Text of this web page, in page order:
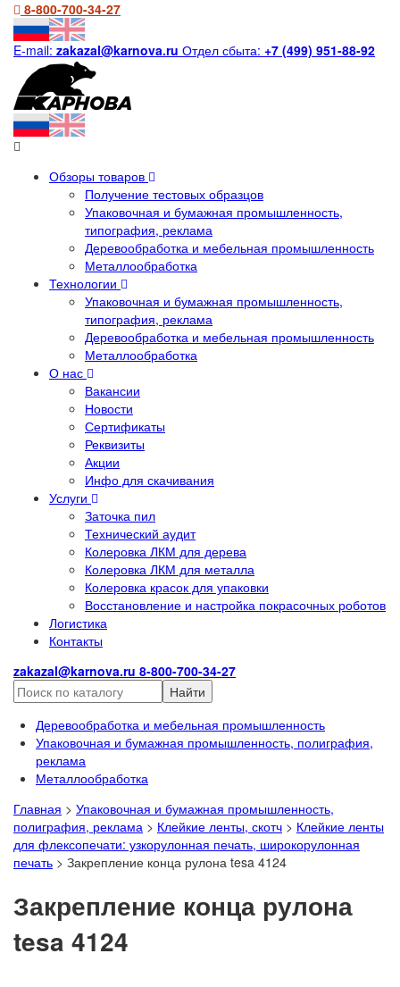
8-800-700-34-27
E-mail: zakazal@karnova.ru Отдел сбыта: +7 (499) 951-88-92
Обзоры товаров
Получение тестовых образцов
Упаковочная и бумажная промышленность,
типография, реклама
Деревообработка и мебельная промышленность
Металлообработка
Технологии
Упаковочная и бумажная промышленность,
типография, реклама
Деревообработка и мебельная промышленность
Металлообработка
О нас
Вакансии
Новости
Сертификаты
Реквизиты
Акции
Инфо для скачивания
Услуги
Заточка пил
Технический аудит
Колеровка ЛКМ для дерева
Колеровка ЛКМ для металла
Колеровка красок для упаковки
Восстановление и настройка покрасочных роботов
Логистика
Контакты
zakazal@karnova.ru 8-800-700-34-27
Найти
Деревообработка и мебельная промышленность
Упаковочная и бумажная промышленность, полиграфия,
реклама
Металлообработка
Главная > Упаковочная и бумажная промышленность,
полиграфия, реклама > Клейкие ленты, скотч > Клейкие ленты
для флексопечати: узкорулонная печать, широкорулонная
печать > Закрепление конца рулона tesa 4124
Закрепление конца рулона
tesa 4124